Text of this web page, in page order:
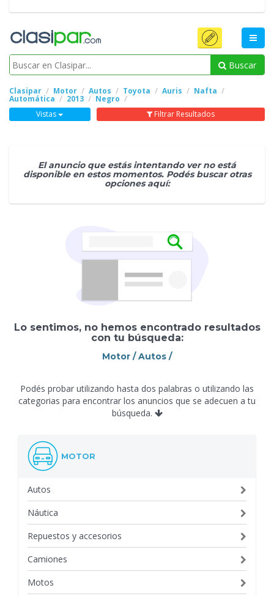
Buscar
Clasipar Motor Autos Toyota Auris Nafta
Automática 2013
Negro
Vistas
Filtrar Resultados
El anuncio que estás intentando ver no está
disponible en estos momentos. Podés buscar otras
opciones aquí:
Lo sentimos, no hemos encontrado resultados
con tu búsqueda:
Motor / Autos /
Podés probar utilizando hasta dos palabras o utilizando las
categorias para encontrar los anuncios que se adecuen a tu
búsqueda.
MOTOR
Autos
Náutica
Repuestos y accesorios
Camiones
Motos